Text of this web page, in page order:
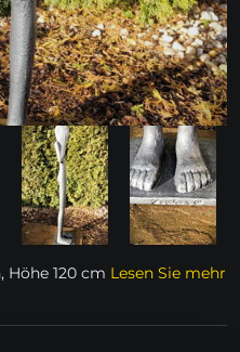
Höhe 120 cm Lesen Sie mehr